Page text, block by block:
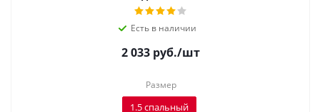
Есть в наличии
2 033 руб./шт
Размер
1.5 спальный